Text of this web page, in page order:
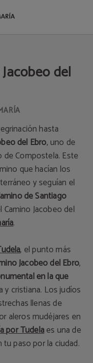
del
hasta
del Ebro, uno de
Compostela. Este
que hacían los
y seguían el
de Santiago
Jacobeo del
.
, el punto más
Jacobeo del Ebro,
en la que
y cristiana. Los judíos
llenas de
aleros mudéjares en
por Tudelaes una de
tu paso por la ciudad.